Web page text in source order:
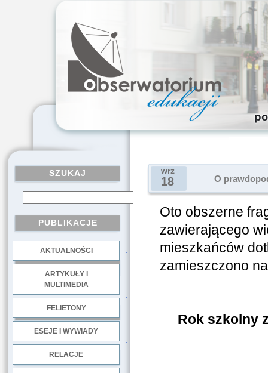
SZUKAJ
PUBLIKACJE
AKTUALNOŚCI
ARTYKUŁY I
MULTIMEDIA
FELIETONY
ESEJE I WYWIADY
RELACJE
wrz
18 O
Oto obszerne
zawierającego
mieszkańców
zamieszczono
Rok szkolny